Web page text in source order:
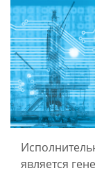
является